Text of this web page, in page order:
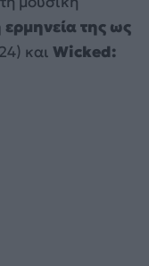
της ως
και Wicked: